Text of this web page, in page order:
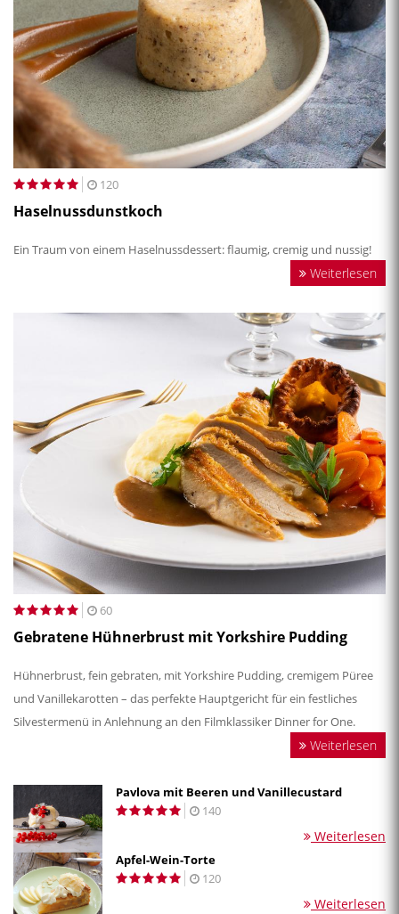
120
Haselnussdunstkoch
Ein Traum von einem Haselnussdessert: flaumig, cremig und nussig!
Weiterlesen
60
Gebratene Hühnerbrust mit Yorkshire Pudding
Hühnerbrust, fein gebraten, mit Yorkshire Pudding, cremigem Püree
und Vanillekarotten – das perfekte Hauptgericht für ein festliches
Silvestermenü in Anlehnung an den Filmklassiker Dinner for One.
Weiterlesen
Pavlova mit Beeren und Vanillecustard
140
Weiterlesen
Apfel-Wein-Torte
120
Weiterlesen